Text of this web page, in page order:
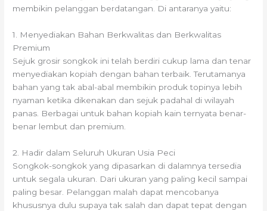
membikin pelanggan berdatangan. Di antaranya yaitu:
1. Menyediakan Bahan Berkwalitas dan Berkwalitas
Premium
Sejuk grosir songkok ini telah berdiri cukup lama dan tenar
menyediakan kopiah dengan bahan terbaik. Terutamanya
bahan yang tak abal-abal membikin produk topinya lebih
nyaman ketika dikenakan dan sejuk padahal di wilayah
panas. Berbagai untuk bahan kopiah kain ternyata benar-
benar lembut dan premium.
2. Hadir dalam Seluruh Ukuran Usia Peci
Songkok-songkok yang dipasarkan di dalamnya tersedia
untuk segala ukuran. Dari ukuran yang paling kecil sampai
paling besar. Pelanggan malah dapat mencobanya
khususnya dulu supaya tak salah dan dapat tepat dengan